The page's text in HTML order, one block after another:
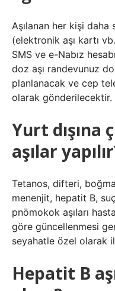
Aşılanan her kişi
(elektronik aşı kartı
SMS ve e-Nabız
doz aşı randevunuz
planlanacak ve cep
olarak gönderilecektir.
Yurt dışına
aşılar
Tetanos, difteri,
menenjit, hepatit B,
pnömokok aşıları
göre güncellenmesi
seyahatle özel olarak
Hepatit B